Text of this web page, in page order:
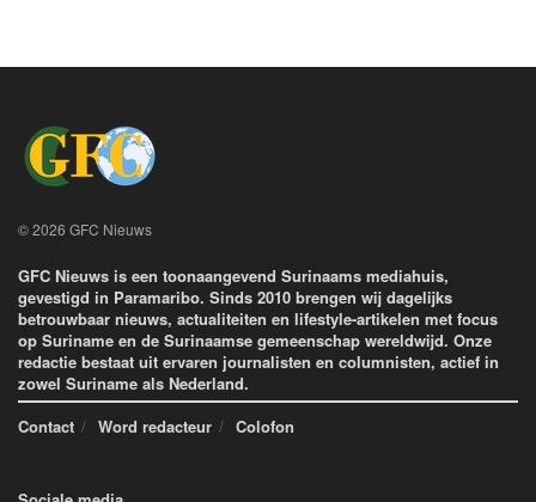
© 2026 GFC Nieuws
GFC Nieuws is een toonaangevend Surinaams mediahuis,
gevestigd in Paramaribo. Sinds 2010 brengen wij dagelijks
betrouwbaar nieuws, actualiteiten en lifestyle-artikelen met focus
op Suriname en de Surinaamse gemeenschap wereldwijd. Onze
redactie bestaat uit ervaren journalisten en columnisten, actief in
zowel Suriname als Nederland.
Contact
Word redacteur Colofon